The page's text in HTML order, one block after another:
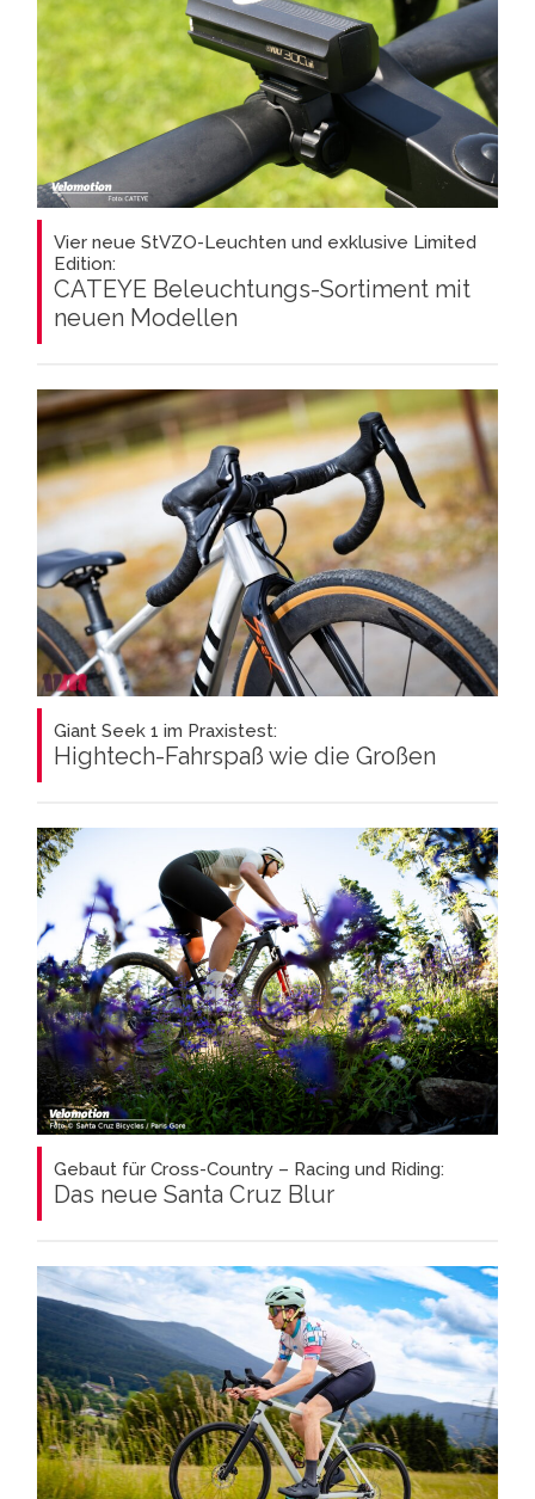
Vier neue StVZO-Leuchten und exklusive Limited
Edition:
CATEYE Beleuchtungs-Sortiment mit
neuen Modellen
Giant Seek 1 im Praxistest:
Hightech-Fahrspaß wie die Großen
Gebaut für Cross-Country – Racing und Riding:
Das neue Santa Cruz Blur